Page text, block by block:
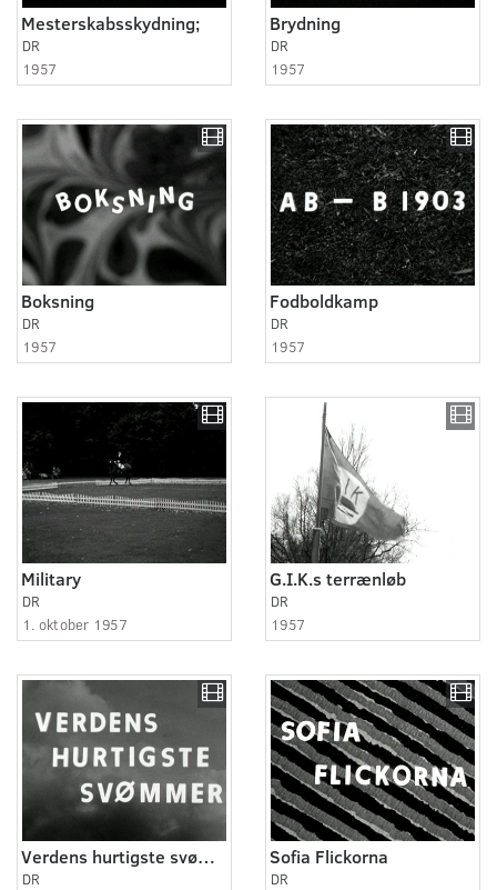
Mesterskabsskydning;
DR
1957
Brydning
DR
1957
Boksning
DR
1957
Fodboldkamp
DR
1957
Military
DR
1. oktober 1957
G.I.K.s terrænløb
DR
1957
Verdens hurtigste svømmer
DR
Sofia Flickorna
DR